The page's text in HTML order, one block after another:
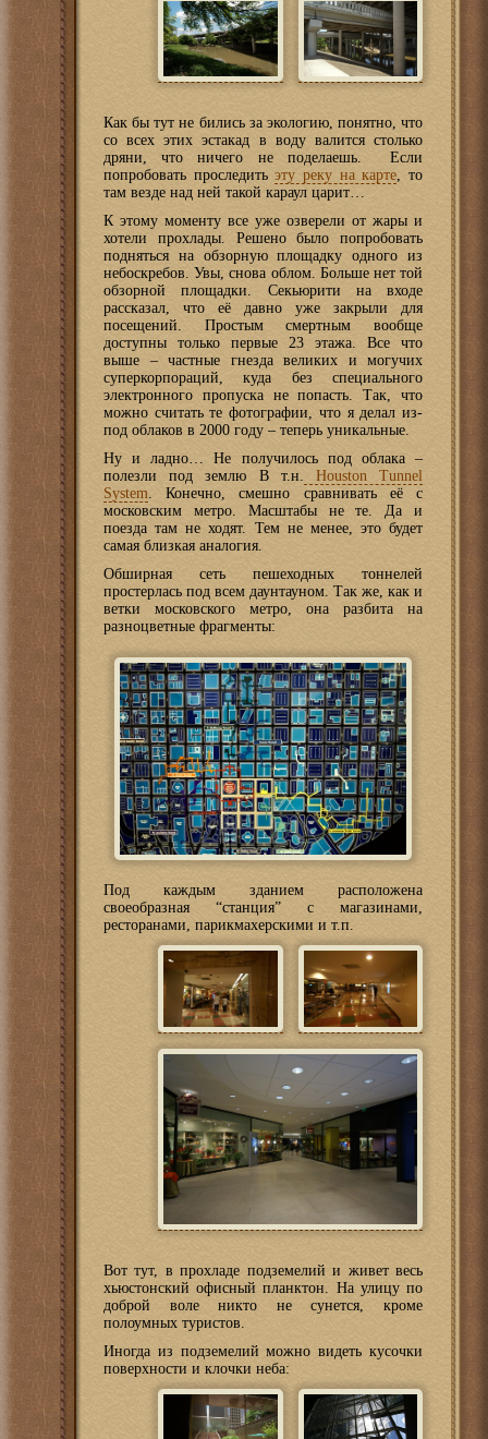
Как бы тут не бились за экологию, понятно, что
со всех этих эстакад в воду валится столько
дряни, что ничего не поделаешь. Если
попробовать проследитьэту реку на карте, то
там везде над ней такой караул царит…
К этому моменту все уже озверели от жары и
хотели прохлады. Решено было попробовать
подняться на обзорную площадку одного из
небоскребов. Увы, снова облом. Больше нет той
обзорной площадки. Секьюрити на входе
рассказал, что её давно уже закрыли для
посещений. Простым смертным вообще
доступны только первые 23 этажа. Все что
выше – частные гнезда великих и могучих
суперкорпораций, куда без специального
электронного пропуска не попасть. Так, что
можно считать те фотографии, что я делал из-
под облаков в 2000 году – теперь уникальные.
Ну и ладно… Не получилось под облака –
полезли под землю В т.н. Houston Tunnel
System. Конечно, смешно сравнивать её с
московским метро. Масштабы не те. Да и
поезда там не ходят. Тем не менее, это будет
самая близкая аналогия.
Обширная сеть пешеходных тоннелей
простерлась под всем даунтауном. Так же, как и
ветки московского метро, она разбита на
разноцветные фрагменты:
Под каждым зданием расположена
своеобразная “станция” с магазинами,
ресторанами, парикмахерскими и т.п.
Вот тут, в прохладе подземелий и живет весь
хьюстонский офисный планктон. На улицу по
доброй воле никто не сунется, кроме
полоумных туристов.
Иногда из подземелий можно видеть кусочки
поверхности и клочки неба: